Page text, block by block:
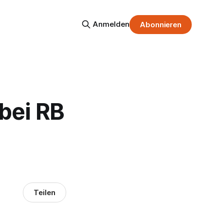
Anmelden Abonnieren
RB
Teilen